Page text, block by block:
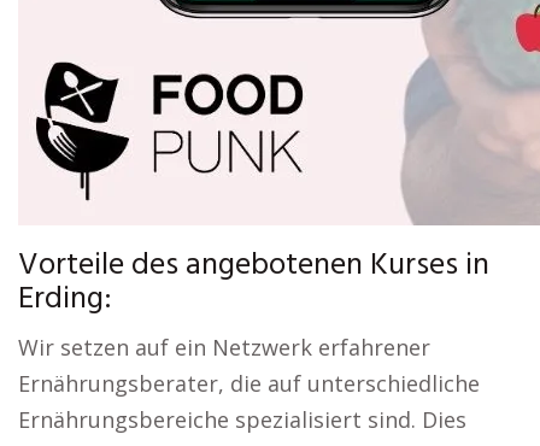
Vorteile des angebotenen Kurses in
Erding:
Wir setzen auf ein Netzwerk erfahrener
Ernährungsberater, die auf unterschiedliche
Ernährungsbereiche spezialisiert sind. Dies